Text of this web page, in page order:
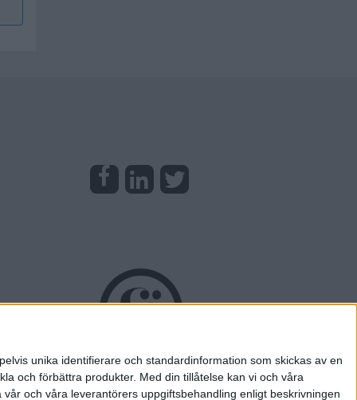
unika identifierare och standardinformation som skickas av en
och förbättra produkter. Med din tillåtelse kan vi och våra
och våra leverantörers uppgiftsbehandling enligt beskrivningen